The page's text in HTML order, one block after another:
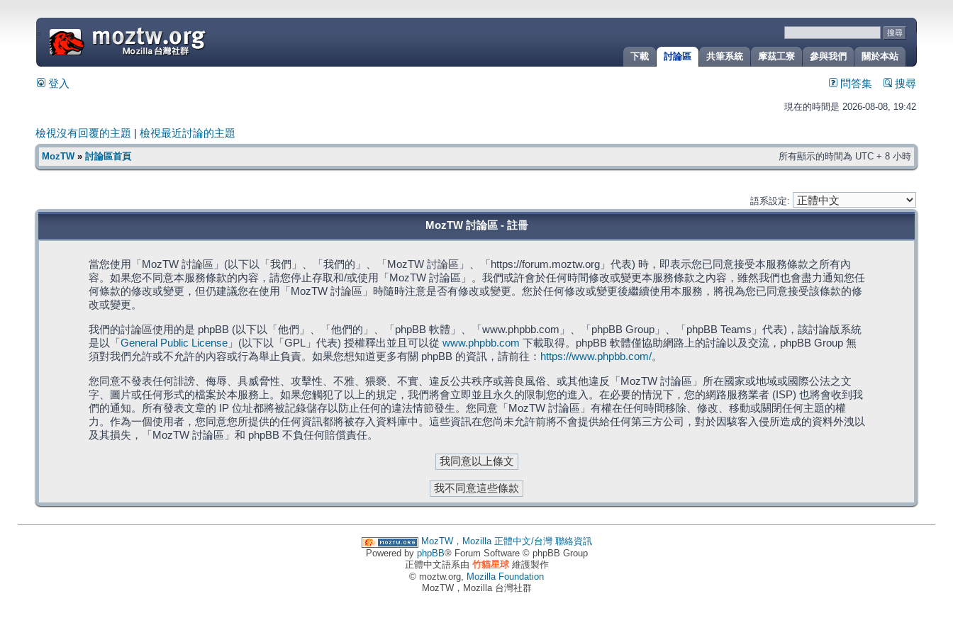
關於本站
參與我們
摩茲工寮
共筆系統
討論區
下載
=
登入 問答集 搜尋
現在的時間是 2026-08-08, 19:42
檢視沒有回覆的主題 檢視最近討論的主題
MozTW» 討論區首頁 所有顯示的時間為 UTC + 8 小時
語系設定:
MozTW 討論區 - 註冊
當您使用「MozTW 討論區」(以下以「我們」、「我們的」、「MozTW 討論區」、「https://forum.moztw.org」代表) 時，即表示您已同意接受本服務條款之所有內
容。如果您不同意本服務條款的內容，請您停止存取和/或使用「MozTW 討論區」。我們或許會於任何時間修改或變更本服務條款之內容，雖然我們也會盡力通知您任
何條款的修改或變更，但仍建議您在使用「MozTW 討論區」時隨時注意是否有修改或變更。您於任何修改或變更後繼續使用本服務，將視為您已同意接受該條款的修
改或變更。
我們的討論區使用的是 phpBB (以下以「他們」、「他們的」、「phpBB 軟體」、「www.phpbb.com」、「phpBB Group」、「phpBB Teams」代表)，該討論版系統
是以「 General Public License」(以下以「GPL」代表) 授權釋出並且可以從 www.phpbb.com 下載取得。phpBB 軟體僅協助網路上的討論以及交流，phpBB Group 無
須對我們允許或不允許的內容或行為舉止負責。如果您想知道更多有關 phpBB 的資訊，請前往： https://www.phpbb.com/。
您同意不發表任何誹謗、侮辱、具威脅性、攻擊性、不雅、猥褻、不實、違反公共秩序或善良風俗、或其他違反「MozTW 討論區」所在國家或地域或國際公法之文
字、圖片或任何形式的檔案於本服務上。如果您觸犯了以上的規定，我們將會立即並且永久的限制您的進入。在必要的情況下，您的網路服務業者 (ISP) 也將會收到我
們的通知。所有發表文章的 IP 位址都將被記錄儲存以防止任何的違法情節發生。您同意「MozTW 討論區」有權在任何時間移除、修改、移動或關閉任何主題的權
力。作為一個使用者，您同意您所提供的任何資訊都將被存入資料庫中。這些資訊在您尚未允許前將不會提供給任何第三方公司，對於因駭客入侵所造成的資料外洩以
及其損失，「MozTW 討論區」和 phpBB 不負任何賠償責任。
MozTW，Mozilla 正體中文/台灣 聯絡資訊
Powered by phpBB® Forum Software © phpBB Group
正體中文語系由 竹貓星球維護製作
© moztw.org, Mozilla Foundation
MozTW，Mozilla 台灣社群